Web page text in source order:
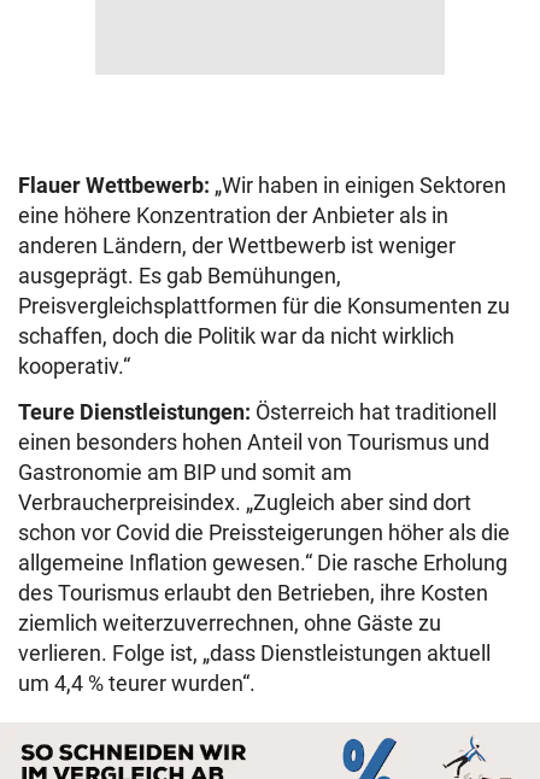
Flauer Wettbewerb: „Wir haben in einigen Sektoren
eine höhere Konzentration der Anbieter als in
anderen Ländern, der Wettbewerb ist weniger
ausgeprägt. Es gab Bemühungen,
Preisvergleichsplattformen für die Konsumenten zu
schaffen, doch die Politik war da nicht wirklich
kooperativ.“
Teure Dienstleistungen: Österreich hat traditionell
einen besonders hohen Anteil von Tourismus und
Gastronomie am BIP und somit am
Verbraucherpreisindex. „Zugleich aber sind dort
schon vor Covid die Preissteigerungen höher als die
allgemeine Inflation gewesen.“ Die rasche Erholung
des Tourismus erlaubt den Betrieben, ihre Kosten
ziemlich weiterzuverrechnen, ohne Gäste zu
verlieren. Folge ist, „dass Dienstleistungen aktuell
um 4,4 % teurer wurden“.